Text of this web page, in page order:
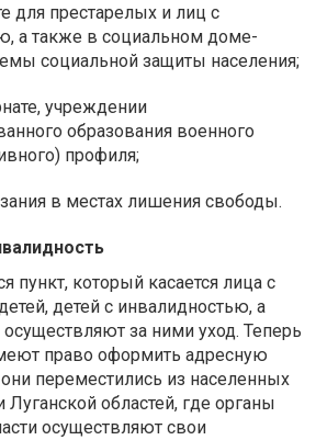
для престарелых и лиц с
а также в социальном доме-
социальной защиты населения;
учреждении
образования военного
профиля;
в местах лишения свободы.
пункт, который касается лица с
детей с инвалидностью, а
за ними уход. Теперь
право оформить адресную
переместились из населенных
областей, где органы
осуществляют свои